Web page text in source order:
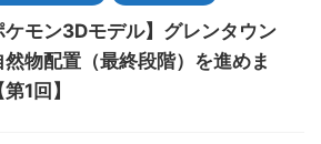
ケモン3Dモデル】グレンタウン
然物配置（最終段階）を進めま
1回】